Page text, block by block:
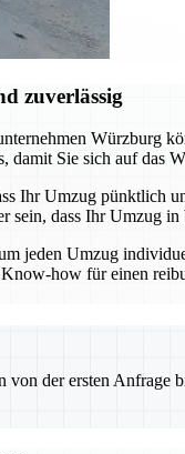
zuverlässig
Würzburg
Sie sich auf das
Ihr Umzug pünktlich
sein, dass Ihr Umzug in
jeden Umzug
how für einen
der ersten